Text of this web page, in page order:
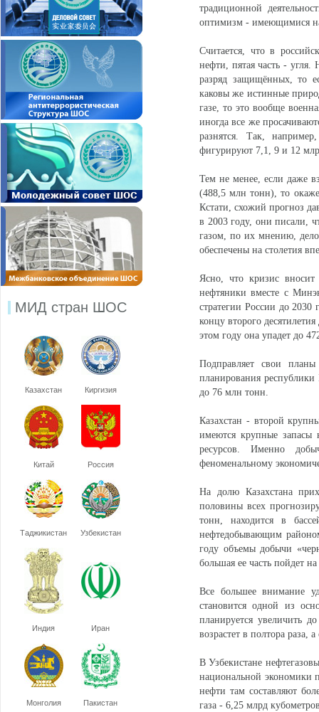
МИД стран ШОС
Казахстан Киргизия
Китай Россия
Таджикистан Узбекистан
Индия Иран
Монголия Пакистан
традиционной
оптимизм - имеющимися на
Считается, что в
нефти, пятая часть -
разряд защищённых, то
каковы же истинные
газе, то это вообще
иногда все же
разнятся. Так,
фигурируют 7,1, 9 и 12
Тем не менее, если даже
(488,5 млн тонн), то
Кстати, схожий прогноз
в 2003 году, они писали,
газом, по их мнению,
обеспечены на столетия
Ясно, что кризис
нефтяники вместе с
стратегии России до
концу второго
этом году она упадет до
Подправляет свои
планирования
до 76 млн тонн.
Казахстан - второй
имеются крупные запасы
ресурсов. Именно
феноменальному
На долю Казахстана
половины всех
тонн, находится в
нефтедобывающим
году объемы добычи
большая ее часть пойдет на
Все большее внимание
становится одной из
планируется увеличить
возрастет в полтора раза,
В Узбекистане
национальной экономики
нефти там составляют
газа - 6,25 млрд